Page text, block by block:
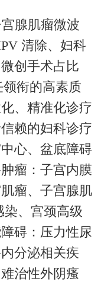
腺肌瘤微波
清除、妇科
创手术占比
领衔的高素质
、精准化诊疗
赖的妇科诊疗
心、盆底障碍
瘤：子宫内膜
瘤、子宫腺肌
染、宫颈高级
碍：压力性尿
分泌相关疾
治性外阴瘙